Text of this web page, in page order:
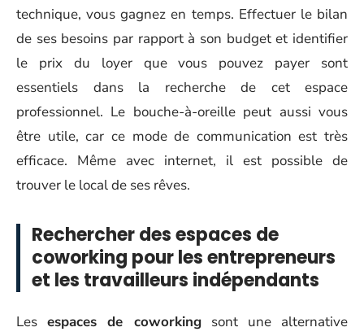
technique, vous gagnez en temps. Effectuer le bilan
de ses besoins par rapport à son budget et identifier
le prix du loyer que vous pouvez payer sont
essentiels dans la recherche de cet espace
professionnel. Le bouche-à-oreille peut aussi vous
être utile, car ce mode de communication est très
efficace. Même avec internet, il est possible de
trouver le local de ses rêves.
Rechercher des espaces de
coworking pour les entrepreneurs
et les travailleurs indépendants
Lesespaces de coworkingsont une alternative